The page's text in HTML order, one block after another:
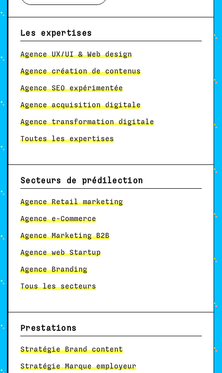
Les expertises
Agence UX/UI & Web design
Agence création de contenus
Agence SEO expérimentée
Agence acquisition digitale
Agence transformation digitale
Toutes les expertises
Secteurs de prédilection
Agence Retail marketing
Agence e-Commerce
Agence Marketing B2B
Agence web Startup
Agence Branding
Tous les secteurs
Prestations
Stratégie Brand content
Stratégie Marque employeur